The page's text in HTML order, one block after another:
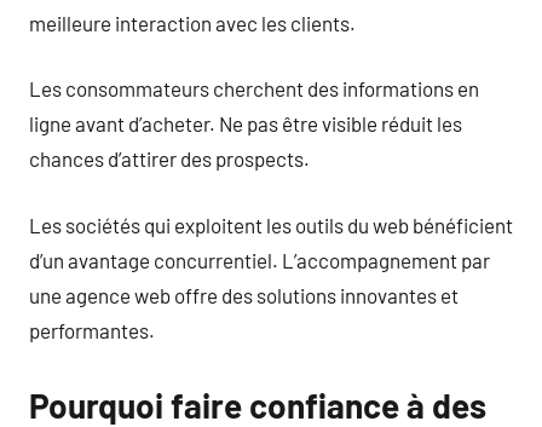
meilleure interaction avec les clients.
Les consommateurs cherchent des informations en
ligne avant d’acheter. Ne pas être visible réduit les
chances d’attirer des prospects.
Les sociétés qui exploitent les outils du web bénéficient
d’un avantage concurrentiel. L’accompagnement par
une agence web offre des solutions innovantes et
performantes.
Pourquoi faire confiance à des